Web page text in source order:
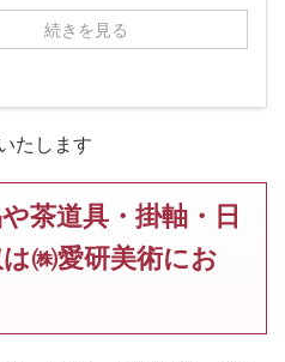
続きを見る
たします
茶道具・掛軸・日
㈱愛研美術にお